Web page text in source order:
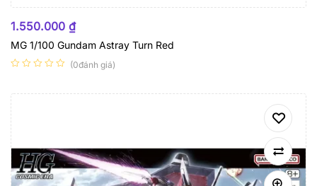
1.550.000 ₫
MG 1/100 Gundam Astray Turn Red
(0đánh giá)